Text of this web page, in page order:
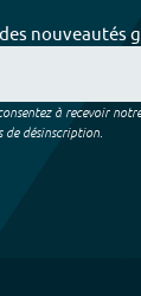
nouveautés
à recevoir
désinscription.